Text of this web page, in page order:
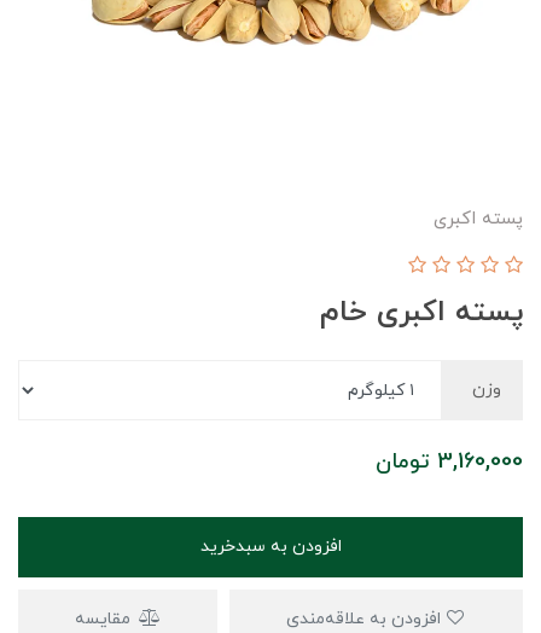
پسته اکبری
پسته اکبری خام
وزن
3,160,000 تومان
افزودن به سبدخرید
مقایسه